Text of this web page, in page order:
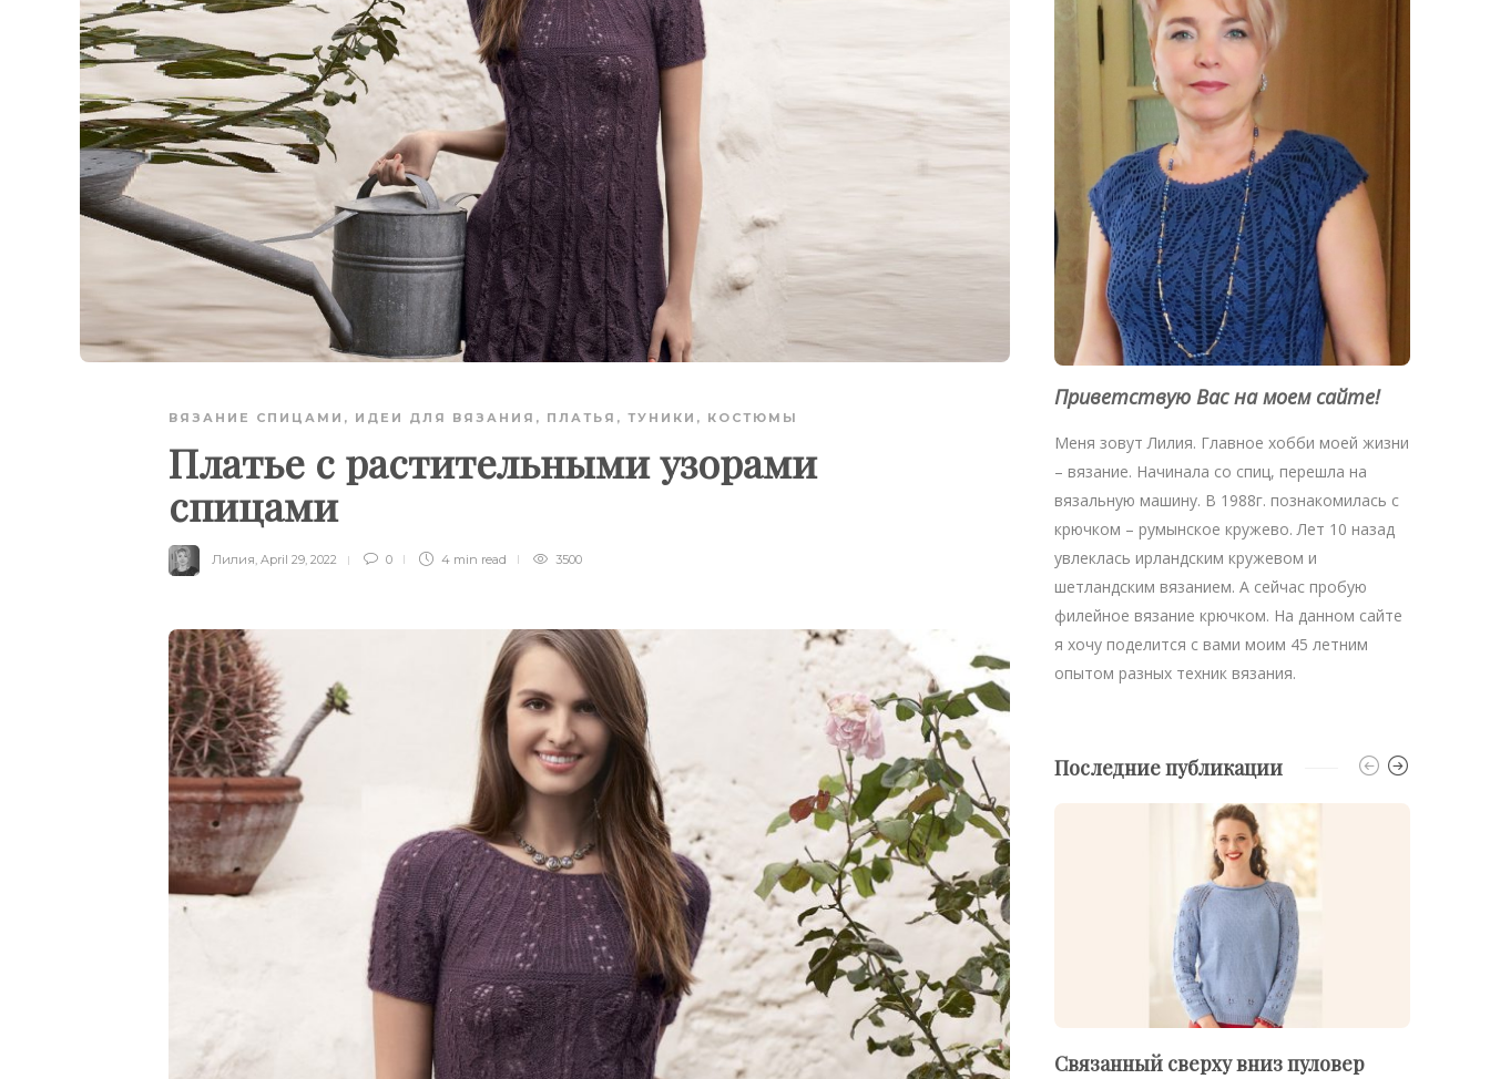
ВЯЗАНИЕ СПИЦАМИ , ИДЕИ ДЛЯ ВЯЗАНИЯ , ПЛАТЬЯ, ТУНИКИ, КОСТЮМЫ
Платье с растительными узорами
спицами
Лилия, April 29, 2022 0 4 min read 3500
Приветствую Вас на моем сайте!
Меня зовут Лилия. Главное хобби моей жизни
– вязание. Начинала со спиц, перешла на
вязальную машину. В 1988г. познакомилась с
крючком – румынское кружево. Лет 10 назад
увлеклась ирландским кружевом и
шетландским вязанием. А сейчас пробую
филейное вязание крючком. На данном сайте
я хочу поделится с вами моим 45 летним
опытом разных техник вязания.
Последние публикации
Связанный сверху вниз пуловер